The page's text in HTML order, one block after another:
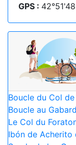
GPS :
Boucle du Col
Boucle au
Le Col du
Ibón de Acherito